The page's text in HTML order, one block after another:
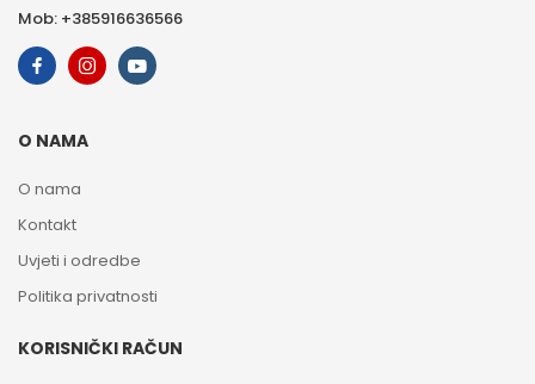
Mob: +385916636566
O NAMA
O nama
Kontakt
Uvjeti i odredbe
Politika privatnosti
KORISNIČKI RAČUN